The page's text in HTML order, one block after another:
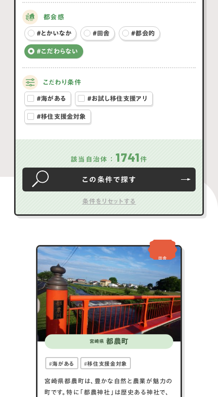
都会感
#とかいなか #田舎 #都会的
#こだわらない
こだわり条件
#海がある #お試し移住支援アリ
#移住支援金対象
該当自治体： 1741 件
この条件で探す
宮崎県 都農町
田舎
海がある 移住支援金対象
宮崎県都農町は、豊かな自然と農業が魅力の
町です。特に「都農神社」は歴史ある神社で、